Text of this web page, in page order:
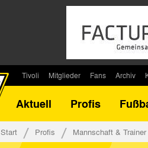
Tivoli
Stadionsprecher
Mitglieder
Kontakt
Fans
Fanbeirat
Archiv
Bilanz
Aktuell
Profis
Start Profis Mannschaft & Trainer